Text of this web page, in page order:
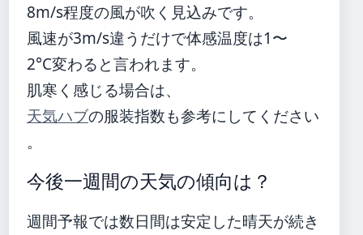
8m/s程度の風が吹く見込みです。
風速が3m/s違うだけで体感温度は1〜
2°C変わると言われます。
肌寒く感じる場合は、
天気ハブの服装指数も参考にしてください
。
今後一週間の天気の傾向は？
週間予報では数日間は安定した晴天が続き